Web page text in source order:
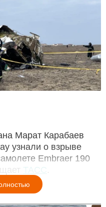
Марат Карабаев
узнали о взрыве
Embraer 190
ТАСС